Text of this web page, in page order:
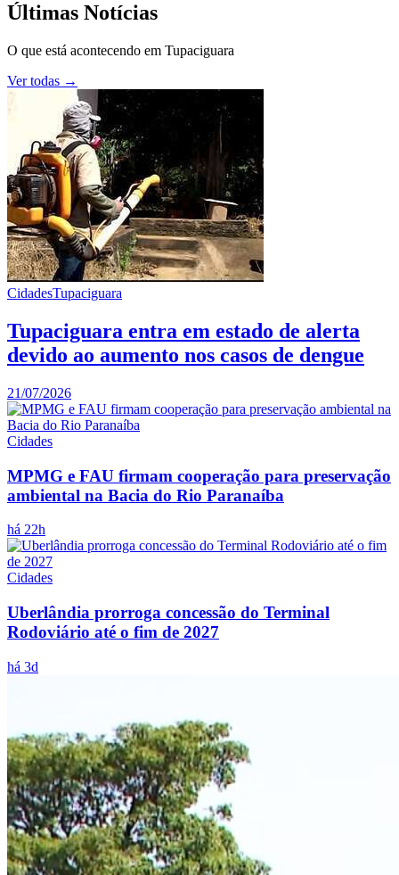
Últimas Notícias
O que está acontecendo em Tupaciguara
Ver todas →
CidadesTupaciguara
Tupaciguara entra em estado de alerta
devido ao aumento nos casos de dengue
21/07/2026
Cidades
MPMG e FAU firmam cooperação para preservação
ambiental na Bacia do Rio Paranaíba
há 22h
Cidades
Uberlândia prorroga concessão do Terminal
Rodoviário até o fim de 2027
há 3d